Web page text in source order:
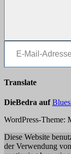
E-Mail-Adresse
Translate
DieBedra auf
WordPress-Theme:
Diese Website
der Verwendung